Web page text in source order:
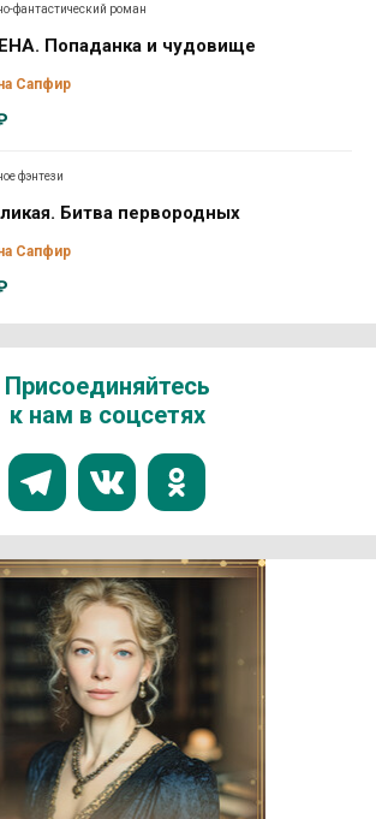
фантастический роман
Попаданка и чудовище
Сапфир
фэнтези
Битва первородных
Сапфир
Присоединяйтесь
к нам в соцсетях